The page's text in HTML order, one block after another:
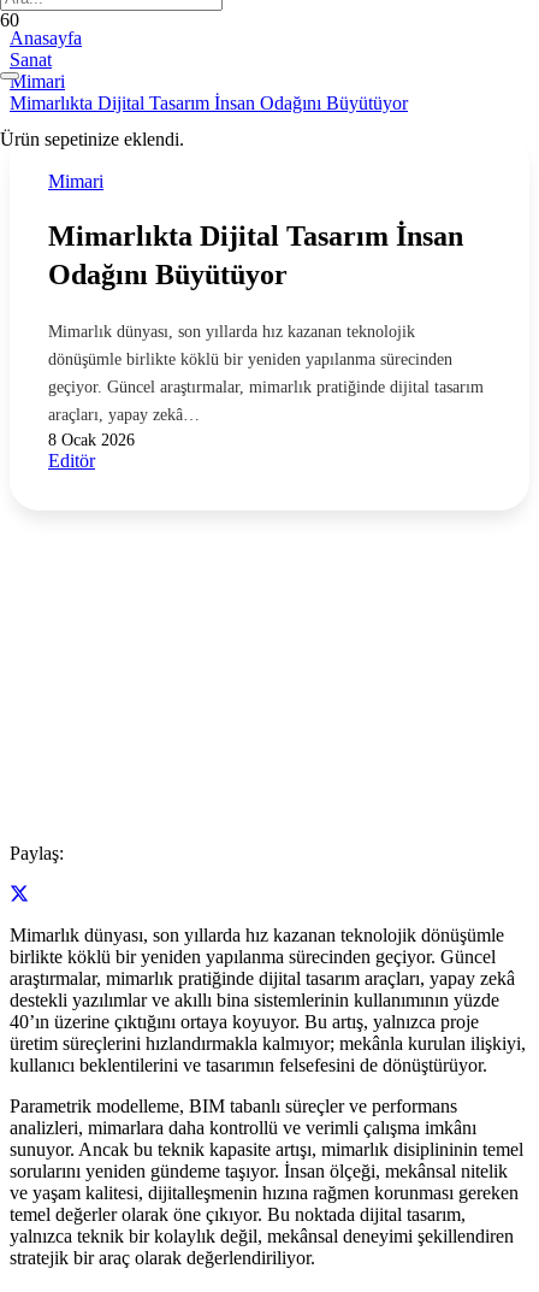
Ürün sepetinize eklendi.
Anasayfa
Sanat
Mimari
Mimarlıkta Dijital Tasarım İnsan Odağını Büyütüyor
Mimari
Mimarlıkta Dijital Tasarım İnsan
Odağını Büyütüyor
Mimarlık dünyası, son yıllarda hız kazanan teknolojik
dönüşümle birlikte köklü bir yeniden yapılanma sürecinden
geçiyor. Güncel araştırmalar, mimarlık pratiğinde dijital tasarım
araçları, yapay zekâ…
8 Ocak 2026
Editör
Paylaş:
Mimarlık dünyası, son yıllarda hız kazanan teknolojik dönüşümle
birlikte köklü bir yeniden yapılanma sürecinden geçiyor. Güncel
araştırmalar, mimarlık pratiğinde dijital tasarım araçları, yapay zekâ
destekli yazılımlar ve akıllı bina sistemlerinin kullanımının yüzde
40’ın üzerine çıktığını ortaya koyuyor. Bu artış, yalnızca proje
üretim süreçlerini hızlandırmakla kalmıyor; mekânla kurulan ilişkiyi,
kullanıcı beklentilerini ve tasarımın felsefesini de dönüştürüyor.
Parametrik modelleme, BIM tabanlı süreçler ve performans
analizleri, mimarlara daha kontrollü ve verimli çalışma imkânı
sunuyor. Ancak bu teknik kapasite artışı, mimarlık disiplininin temel
sorularını yeniden gündeme taşıyor. İnsan ölçeği, mekânsal nitelik
ve yaşam kalitesi, dijitalleşmenin hızına rağmen korunması gereken
temel değerler olarak öne çıkıyor. Bu noktada dijital tasarım,
yalnızca teknik bir kolaylık değil, mekânsal deneyimi şekillendiren
stratejik bir araç olarak değerlendiriliyor.